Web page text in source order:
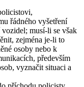
řádného vyšetření
musí-li se však
zejména je-li to
osoby nebo k
především
vyznačit situaci a